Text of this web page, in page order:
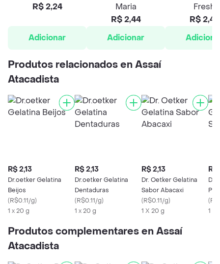
R$ 2,24
Adicionar
Maria
R$ 2,44
Adicionar
Fresh
R$ 2,44
Produtos relacionados en Assaí
Atacadista
R$ 2,13
Dr.oetker Gelatina
Beijos
(R$0.11/g)
1 x 20 g
R$ 2,13
Dr.oetker Gelatina
Dentaduras
(R$0.11/g)
1 x 20 g
R$ 2,13
Dr. Oetker Gelatina
Sabor Abacaxi
(R$0.11/g)
1 X 20 g
R$
Dr.
Pó
(
1 X
Produtos complementares en Assaí
Atacadista